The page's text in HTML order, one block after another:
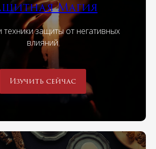
Магия
защиты от негативных
влияний
Изучить сейчас